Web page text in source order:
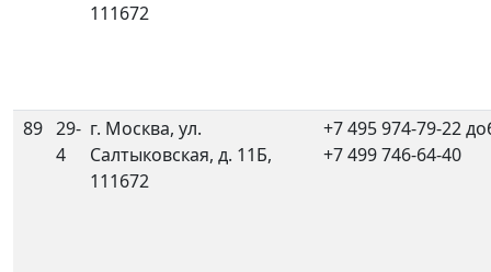
111672
89 29-
4
г. Москва, ул.
Салтыковская, д. 11Б,
111672
+7 495 974-79-22
+7 499 746-64-40